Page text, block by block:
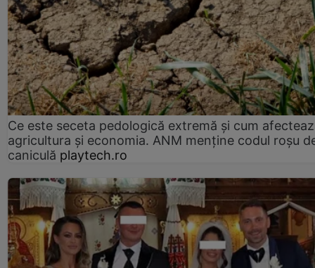
Ce este seceta pedologică extremă și cum
agricultura și economia. ANM menține codul roșu
caniculă playtech.ro